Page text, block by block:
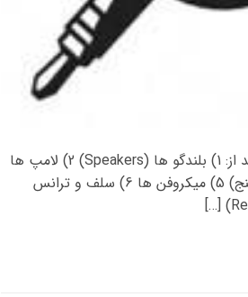
در این قسمت به معرفی اکثر وسایل الکترونیکی می پردازیم. این وسایل عبارتند از: 1) بلندگو ها (Speakers) 2) لامپ ها
3) باتری ها (مثل باتری های خورشیدی) 4) مولتی متر (فرکانس متر و خازن سنج) 5) میکروفن ها 6) سلف و ترانس